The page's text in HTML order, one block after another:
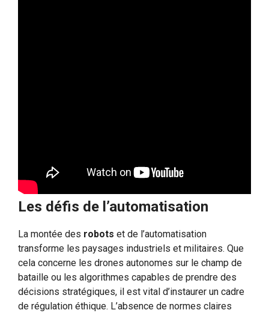
Les défis de l’automatisation
La montée des robots et de l’automatisation
transforme les paysages industriels et militaires. Que
cela concerne les drones autonomes sur le champ de
bataille ou les algorithmes capables de prendre des
décisions stratégiques, il est vital d’instaurer un cadre
de régulation éthique. L’absence de normes claires